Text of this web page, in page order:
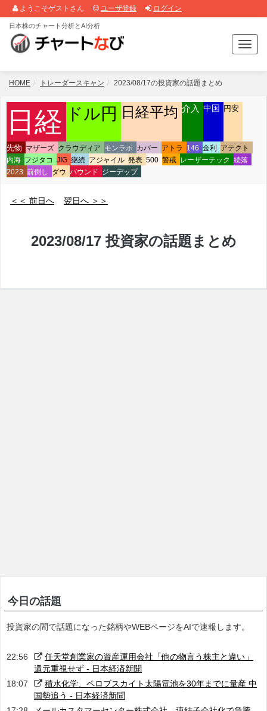
ようこそゲストさん ユーザ登録 ログイン
T
o
g
v
i
g
日本株のチャート分析とAI分析
HOME トレーダースキャン 2023/08/17の投資家の話題まとめ
日経 ドル円 日経平均 介入 中国 円安
先物 マザーズ クラウディア モンラボ カバー アトラ 146 金利
アテクト
内海 フジタコ JIG 継続 アジャイル 発表 500 警戒 レーザーテック 続落
2023 前倒し ダウ バウンド ジーデップ
＜＜ 前日へ 翌日へ ＞＞
2023/08/17 投資家の話題まとめ
今日の話題
投資家の間で話題になった銘柄やWEBページをAIで速報します。
22:56
任天堂創業家の資産運用会社「他の物言う株主と違い」
還元重視せず - 日本経済新聞
18:07
積水化学、ペロブスカイト太陽電池を30年までに量産 中
国勢追う - 日本経済新聞